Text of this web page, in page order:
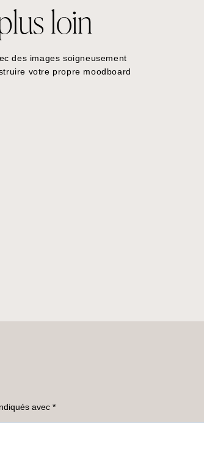
loin
des images soigneusement
votre propre moodboard
avec *